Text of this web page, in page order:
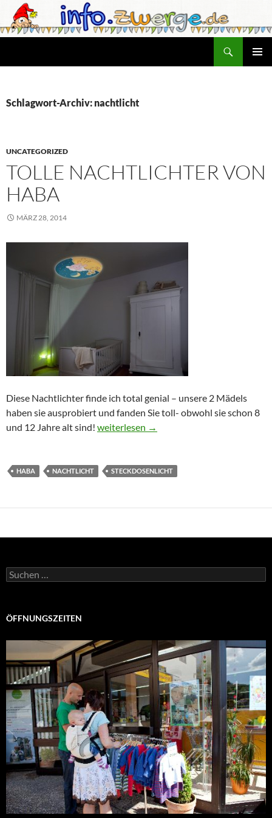
Zum
Inhalt
springen
Schlagwort-Archiv: nachtlicht
UNCATEGORIZED
TOLLE NACHTLICHTER VON
HABA
MÄRZ 28, 2014
Diese Nachtlichter finde ich total genial – unsere 2 Mädels
haben sie ausprobiert und fanden Sie toll- obwohl sie schon 8
und 12 Jahre alt sind! Tolle Nachtlichter von HABA
weiterlesen →
HABA NACHTLICHT STECKDOSENLICHT
Suchen
nach:
ÖFFNUNGSZEITEN